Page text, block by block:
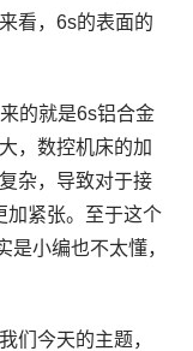
看，6s的表面的
的就是6s铝合金
，数控机床的加
杂，导致对于接
加紧张。至于这个
是小编也不太懂，
们今天的主题，